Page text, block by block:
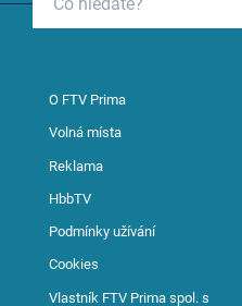
O FTV Prima
Volná místa
Reklama
HbbTV
Podmínky užívání
Cookies
Vlastník FTV Prima spol. s